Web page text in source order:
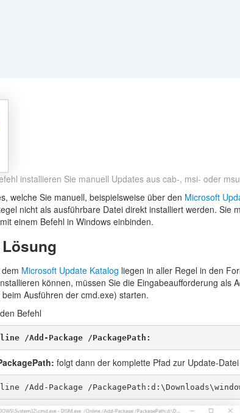
installieren Sie manuell Updates aus cab-, msi- oder
welche Sie manuell, beispielsweise über den Microsoft
nicht als ausführbare Datei direkt installiert werden. Sie
einem Befehl in Windows einbinden.
Microsoft Update Katalog liegen in aller Regel in den
können, müssen Sie die Eingabeaufforderung als
Ausführen der cmd.exe) starten.
Befehl
/Add-Package /PackagePath:
folgt dann der komplette Pfad zur Update-
/Add-Package /